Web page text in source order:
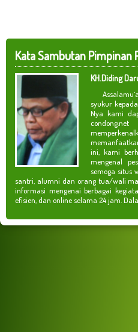
Kata Sambutan Pimpinan
KH.Diding
syukur
Nya kami
ini, kami
mengenal
semoga situs
santri, alumni dan orang tua/wali
informasi mengenai berbagai
efisien, dan online selama 24 jam.